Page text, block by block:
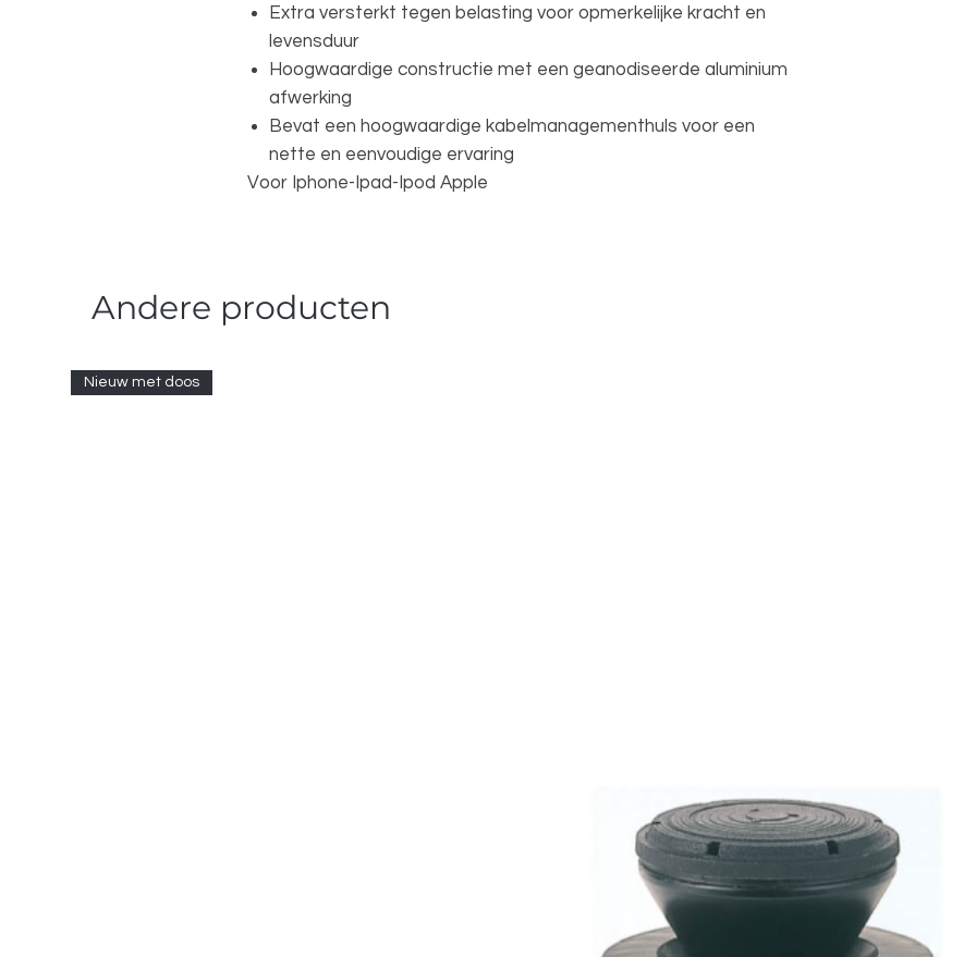
Extra versterkt tegen belasting voor opmerkelijke kracht en
levensduur
Hoogwaardige constructie met een geanodiseerde aluminium
afwerking
Bevat een hoogwaardige kabelmanagementhuls voor een
nette en eenvoudige ervaring
Voor Iphone-Ipad-Ipod Apple
Andere producten
Nieuw met doos